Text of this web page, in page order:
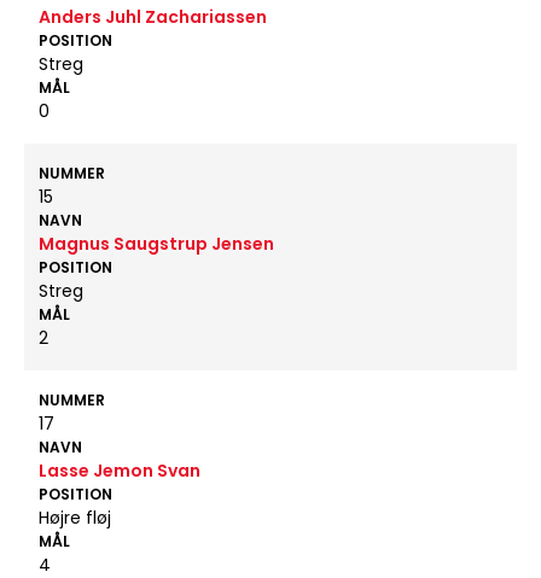
Anders Juhl Zachariassen
POSITION
Streg
MÅL
0
NUMMER
15
NAVN
Magnus Saugstrup Jensen
POSITION
Streg
MÅL
2
NUMMER
17
NAVN
Lasse Jemon Svan
POSITION
Højre fløj
MÅL
4